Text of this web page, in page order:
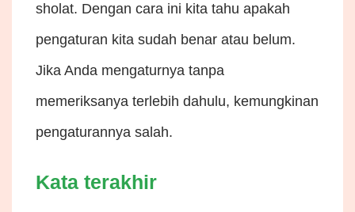
sholat. Dengan cara ini kita tahu apakah
pengaturan kita sudah benar atau belum.
Jika Anda mengaturnya tanpa
memeriksanya terlebih dahulu, kemungkinan
pengaturannya salah.
Kata terakhir